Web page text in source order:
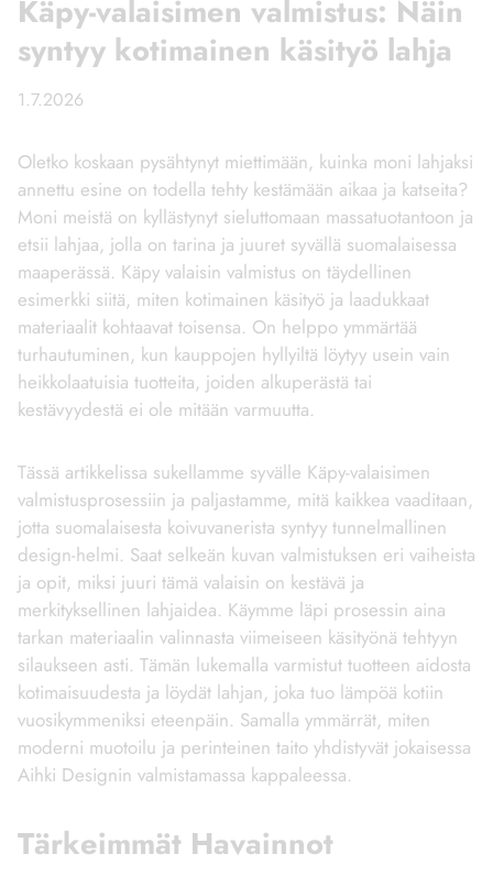
Käpy-valaisimen valmistus: Näin
syntyy kotimainen käsityö lahja
1.7.2026
Oletko koskaan pysähtynyt miettimään, kuinka moni lahjaksi
annettu esine on todella tehty kestämään aikaa ja katseita?
Moni meistä on kyllästynyt sieluttomaan massatuotantoon ja
etsii lahjaa, jolla on tarina ja juuret syvällä suomalaisessa
maaperässä. Käpy valaisin valmistus on täydellinen
esimerkki siitä, miten kotimainen käsityö ja laadukkaat
materiaalit kohtaavat toisensa. On helppo ymmärtää
turhautuminen, kun kauppojen hyllyiltä löytyy usein vain
heikkolaatuisia tuotteita, joiden alkuperästä tai
kestävyydestä ei ole mitään varmuutta.
Tässä artikkelissa sukellamme syvälle Käpy-valaisimen
valmistusprosessiin ja paljastamme, mitä kaikkea vaaditaan,
jotta suomalaisesta koivuvanerista syntyy tunnelmallinen
design-helmi. Saat selkeän kuvan valmistuksen eri vaiheista
ja opit, miksi juuri tämä valaisin on kestävä ja
merkityksellinen lahjaidea. Käymme läpi prosessin aina
tarkan materiaalin valinnasta viimeiseen käsityönä tehtyyn
silaukseen asti. Tämän lukemalla varmistut tuotteen aidosta
kotimaisuudesta ja löydät lahjan, joka tuo lämpöä kotiin
vuosikymmeniksi eteenpäin. Samalla ymmärrät, miten
moderni muotoilu ja perinteinen taito yhdistyvät jokaisessa
Aihki Designin valmistamassa kappaleessa.
Tärkeimmät Havainnot